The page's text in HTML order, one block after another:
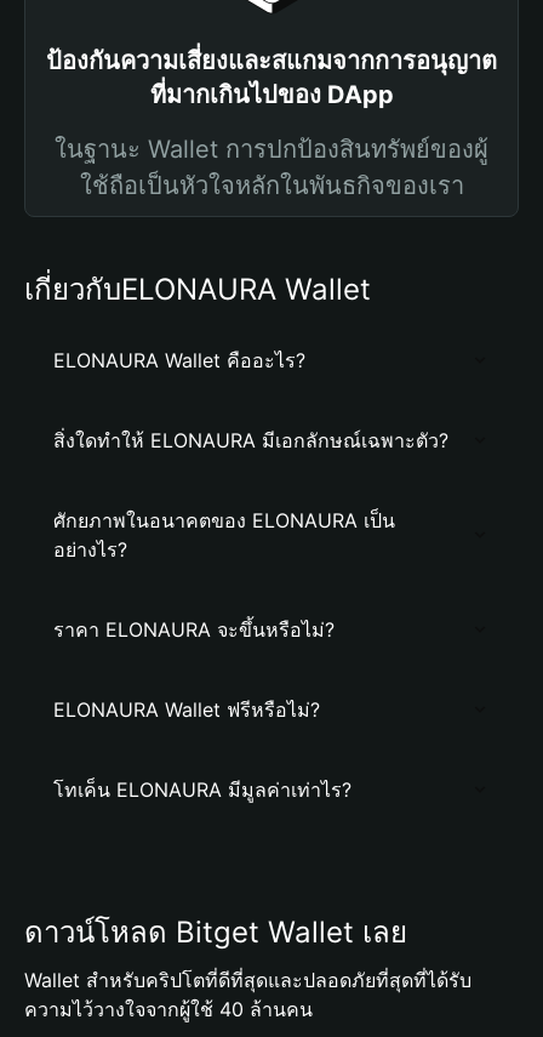
ป้องกันความเสี่ยงและสแกมจากการอนุญาต
ที่มากเกินไปของ DApp
ในฐานะ Wallet การปกป้องสินทรัพย์ของผู้
ใช้ถือเป็นหัวใจหลักในพันธกิจของเรา
เกี่ยวกับELONAURA Wallet
ELONAURA Wallet คืออะไร?
สิ่งใดทำให้ ELONAURA มีเอกลักษณ์เฉพาะตัว?
ศักยภาพในอนาคตของ ELONAURA เป็น
อย่างไร?
ราคา ELONAURA จะขึ้นหรือไม่?
ELONAURA Wallet ฟรีหรือไม่?
โทเค็น ELONAURA มีมูลค่าเท่าไร?
ดาวน์โหลด Bitget Wallet เลย
Wallet สำหรับคริปโตที่ดีที่สุดและปลอดภัยที่สุดที่ได้รับ
ความไว้วางใจจากผู้ใช้ 40 ล้านคน